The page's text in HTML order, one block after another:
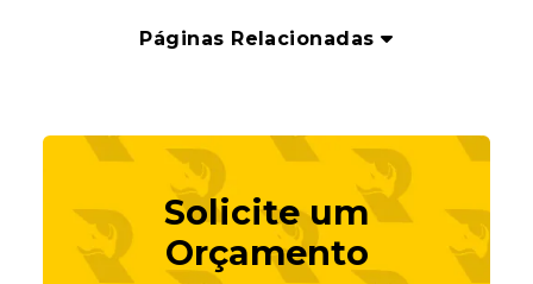
Páginas Relacionadas
Solicite um
Orçamento